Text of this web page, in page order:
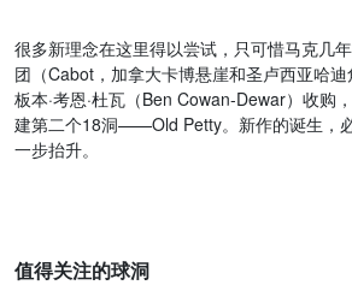
很多新理念在这里得以尝试，只可惜马克几
团（Cabot，加拿大卡博悬崖和圣卢西亚哈
板本·考恩·杜瓦（Ben Cowan-Dewar）收购
建第二个18洞——Old Petty。新作的诞生，
一步抬升。
值得关注的球洞